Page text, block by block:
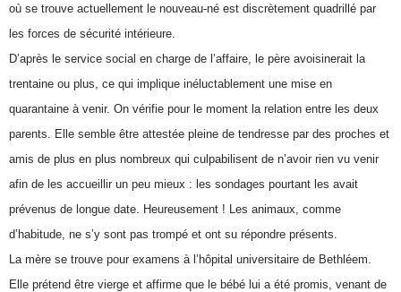
où se trouve actuellement le nouveau-né est discrètement quadrillé par
les forces de sécurité intérieure.
D’après le service social en charge de l’affaire, le père avoisinerait la
trentaine ou plus, ce qui implique inéluctablement une mise en
quarantaine à venir. On vérifie pour le moment la relation entre les deux
parents. Elle semble être attestée pleine de tendresse par des proches et
amis de plus en plus nombreux qui culpabilisent de n’avoir rien vu venir
afin de les accueillir un peu mieux : les sondages pourtant les avait
prévenus de longue date. Heureusement ! Les animaux, comme
d’habitude, ne s’y sont pas trompé et ont su répondre présents.
La mère se trouve pour examens à l’hôpital universitaire de Bethléem.
Elle prétend être vierge et affirme que le bébé lui a été promis, venant de